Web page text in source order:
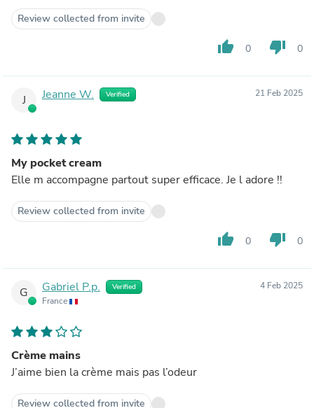
Review collected from invite
thumb_up 0 thumb_down 0
J Jeanne W. Verified 21 Feb 2025
My pocket cream
Elle m accompagne partout super efficace. Je l adore !!
Review collected from invite
thumb_up 0 thumb_down 0
G Gabriel P.p. Verified
France
4 Feb 2025
Crème mains
J’aime bien la crème mais pas l’odeur
Review collected from invite